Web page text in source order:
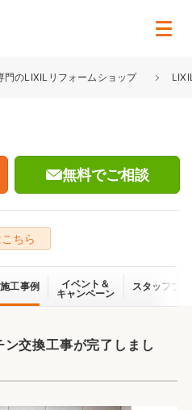
門のLIXILリフォームショップ
無料でご相談
ちら
施工事例
イベント＆
キャンペーン
スタッフブ
交換工事が完了しまし